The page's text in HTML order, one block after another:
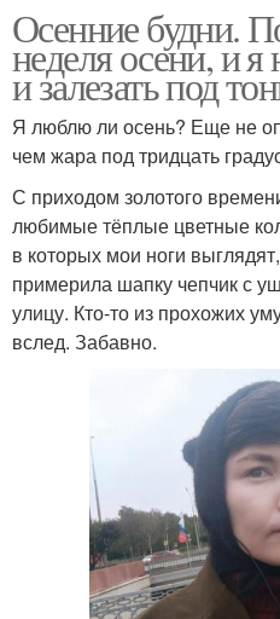
Осенние будни.
неделя осени, и я
и залезать под
Я люблю ли осень? Еще не
чем жара под тридцать
С приходом золотого
любимые тёплые цветные
в которых мои ноги
примерила шапку чепчик с
улицу. Кто-то из прохожих
вслед. Забавно.